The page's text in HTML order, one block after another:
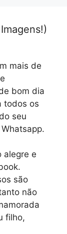
mais de
bom dia
todos os
seu
alegre e
são
não
filho,